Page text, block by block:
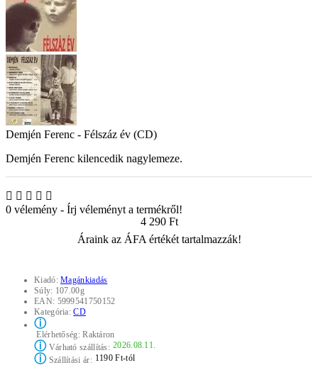
Demjén Ferenc - Félszáz év (CD)
Demjén Ferenc kilencedik nagylemeze.
0 vélemény - Írj véleményt a termékről!
4 290 Ft
Áraink az ÁFA értékét tartalmazzák!
Kiadó:Magánkiadás
Súly: 107.00g
EAN: 5999541750152
Kategória:CD
ⓘ
Elérhetőség:Raktáron
ⓘVárható szállítás: 2026.08.11.
ⓘSzállítási ár: 1190 Ft-tól